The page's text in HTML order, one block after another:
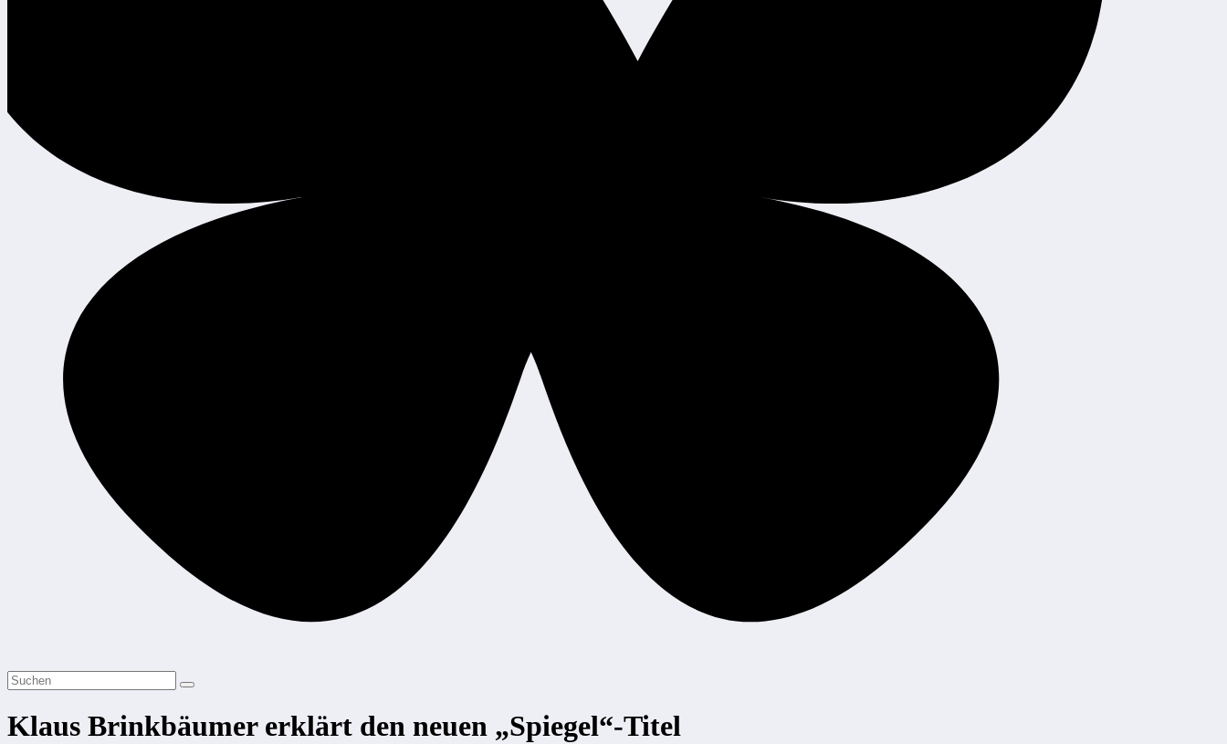
Klaus Brinkbäumer erklärt den neuen „Spiegel“-Titel